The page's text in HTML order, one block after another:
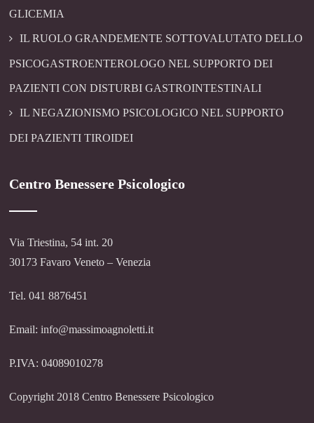
GLICEMIA
IL RUOLO GRANDEMENTE SOTTOVALUTATO DELLO
PSICOGASTROENTEROLOGO NEL SUPPORTO DEI
PAZIENTI CON DISTURBI GASTROINTESTINALI
IL NEGAZIONISMO PSICOLOGICO NEL SUPPORTO
DEI PAZIENTI TIROIDEI
Centro Benessere Psicologico
Via Triestina, 54 int. 20
30173 Favaro Veneto – Venezia
Tel. 041 8876451
Email: info@massimoagnoletti.it
P.IVA: 04089010278
Copyright 2018 Centro Benessere Psicologico